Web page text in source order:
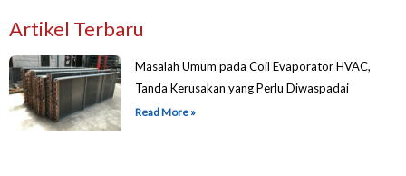
Artikel Terbaru
Masalah Umum pada Coil Evaporator HVAC,
Tanda Kerusakan yang Perlu Diwaspadai
Read More »